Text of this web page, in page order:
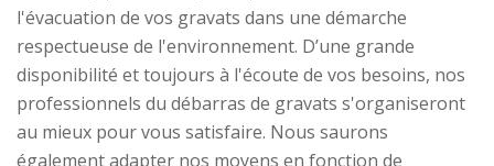
l'évacuation de vos gravats dans une démarche
respectueuse de l'environnement. D’une grande
disponibilité et toujours à l'écoute de vos besoins, nos
professionnels du débarras de gravats s'organiseront
au mieux pour vous satisfaire. Nous saurons
également adapter nos moyens en fonction de